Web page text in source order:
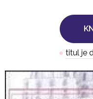
● titul je